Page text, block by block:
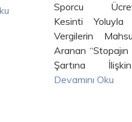
Sonrasında
Derdest
Kararın
Hükmetmiştir…
Devamını Oku